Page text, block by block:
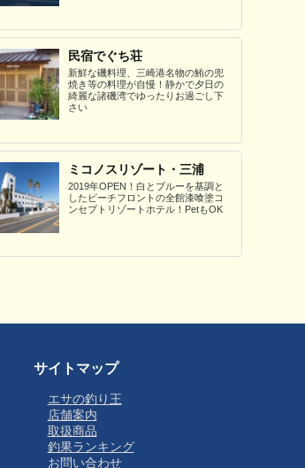
民宿でぐち荘
新鮮な磯料理、三崎港名物の鮪の兜
焼き等の料理が自慢！静かで夕日の
綺麗な諸磯湾でゆったりお過ごし下
さい
ミコノスリゾート・三浦
2019年OPEN！白とブルーを基調と
したビーチフロントの全館漆喰塗コ
ンセプトリゾートホテル！PetもOK
サイトマップ
エサの釣り王
店舗案内
取扱商品
釣果ランキング
お問い合わせ